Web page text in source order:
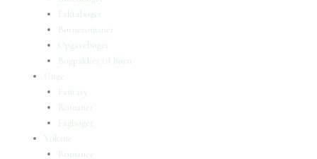
Faktabøger
Børneromaner
Opgavebøger
Bogpakker til børn
Unge
Fantasy
Romaner
Fagbøger
Voksne
Romance